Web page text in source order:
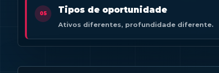
05 Tipos de oportunidade
Ativos diferentes, profundidade diferente.